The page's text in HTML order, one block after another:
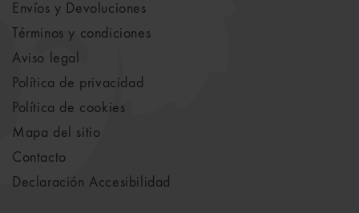
Envíos y Devoluciones
Términos y condiciones
Aviso legal
Política de privacidad
Política de cookies
Mapa del sitio
Contacto
Declaración Accesibilidad